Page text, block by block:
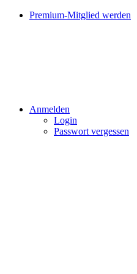
Premium-Mitglied werden
Anmelden
Login
Passwort vergessen